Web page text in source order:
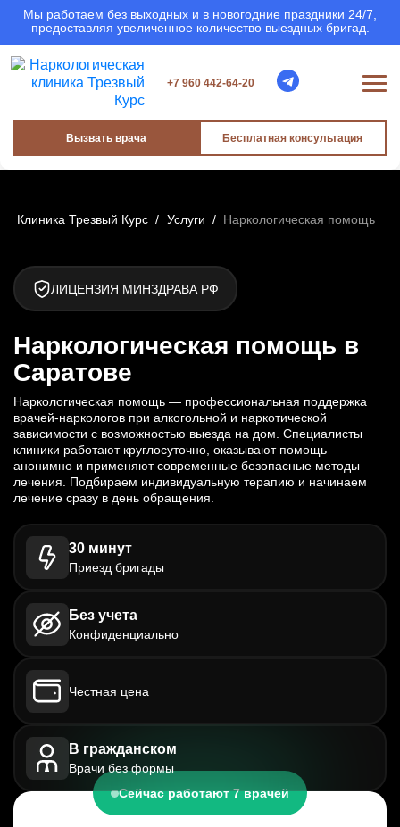
Мы работаем без выходных и в новогодние праздники 24/7,
предоставляя увеличенное количество выездных бригад.
+7 960 442-64-20
Вызвать врача Бесплатная консультация
Клиника Трезвый Курс / Услуги / Наркологическая помощь
ЛИЦЕНЗИЯ МИНЗДРАВА РФ
Наркологическая помощь в
Саратове
Наркологическая помощь — профессиональная поддержка
врачей-наркологов при алкогольной и наркотической
зависимости с возможностью выезда на дом. Специалисты
клиники работают круглосуточно, оказывают помощь
анонимно и применяют современные безопасные методы
лечения. Подбираем индивидуальную терапию и начинаем
лечение сразу в день обращения.
30 минут
Приезд бригады
Без учета
Конфиденциально
Честная цена
В гражданском
Врачи без формы
Сейчас работают 7 врачей